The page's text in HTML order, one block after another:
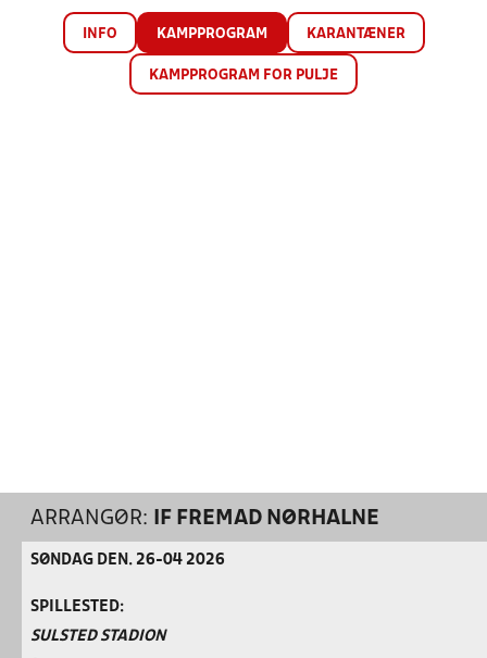
INFO KAMPPROGRAM KARANTÆNER
KAMPPROGRAM FOR PULJE
ARRANGØR: IF FREMAD NØRHALNE
SØNDAG DEN. 26-04 2026
SPILLESTED:
SULSTED STADION